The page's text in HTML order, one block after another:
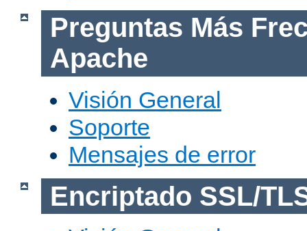
Preguntas Más
Apache
Visión General
Soporte
Mensajes de error
Encriptado SSL/